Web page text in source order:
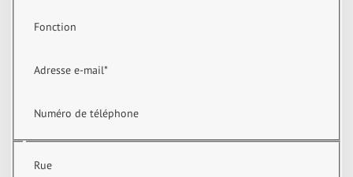
Fonction
Adresse e-mail*
Numéro de téléphone
Rue